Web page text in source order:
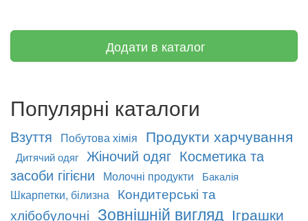
Додати в каталог
Популярні каталоги
Взуття Побутова хімія Продукти харчування
Дитячий одяг Жіночий одяг Косметика та
засоби гігієни
Молочні продукти Бакалія
Шкарпетки, білизна Кондитерські та
хлібобулочні Зовнішній вигляд Іграшки